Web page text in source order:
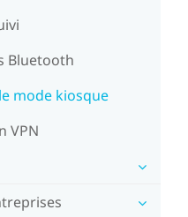
Bluetooth
mode kiosque
VPN